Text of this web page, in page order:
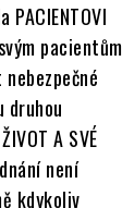
pacientům
druhou
A SVÉ
není
kdykoliv